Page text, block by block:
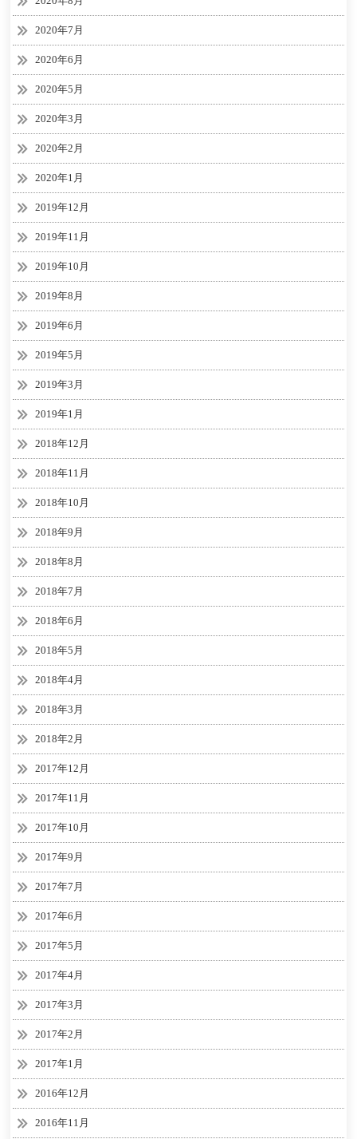
2020年7月
2020年6月
2020年5月
2020年3月
2020年2月
2020年1月
2019年12月
2019年11月
2019年10月
2019年8月
2019年6月
2019年5月
2019年3月
2019年1月
2018年12月
2018年11月
2018年10月
2018年9月
2018年8月
2018年7月
2018年6月
2018年5月
2018年4月
2018年3月
2018年2月
2017年12月
2017年11月
2017年10月
2017年9月
2017年7月
2017年6月
2017年5月
2017年4月
2017年3月
2017年2月
2017年1月
2016年12月
2016年11月